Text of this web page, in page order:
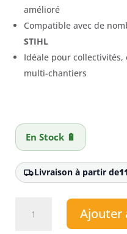
amélioré
Compatible avec de
STIHL
Idéale pour collectivités,
multi-chantiers
En Stock 🔋
Livraison à partir de
Ajouter